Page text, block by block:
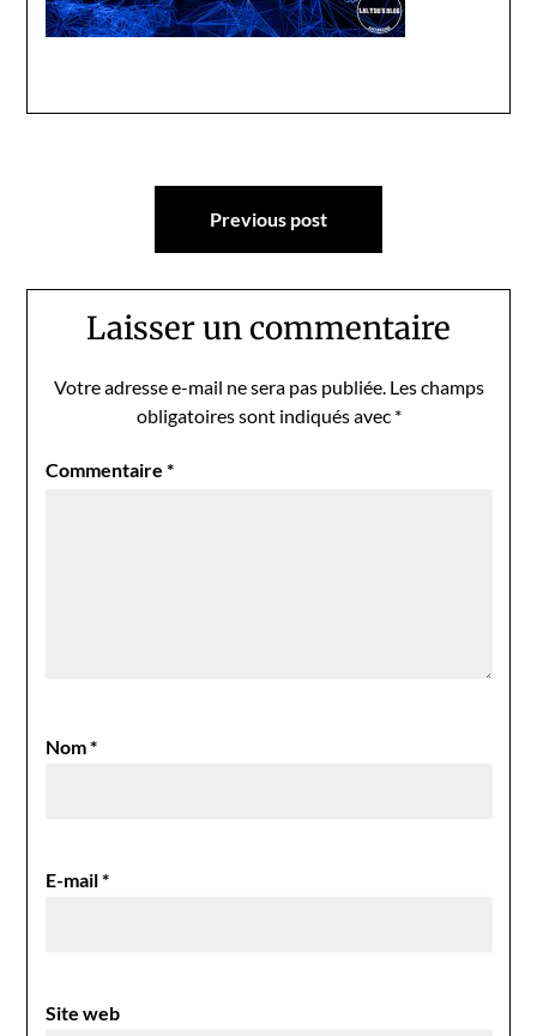
Navigation
Previous post
Laisser un commentaire
Votre adresse e-mail ne sera pas publiée. Les champs
obligatoires sont indiqués avec *
Commentaire*
Nom*
E-mail*
Site web